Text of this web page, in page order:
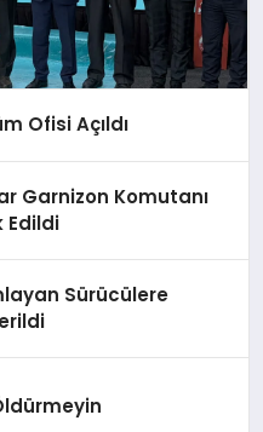
Ofisi Açıldı
Garnizon Komutanı
Edildi
Sürücülere